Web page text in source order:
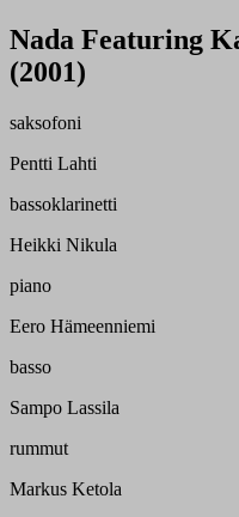
Nada Featuring
(2001)
saksofoni
Pentti Lahti
bassoklarinetti
Heikki Nikula
piano
Eero Hämeenniemi
basso
Sampo Lassila
rummut
Markus Ketola